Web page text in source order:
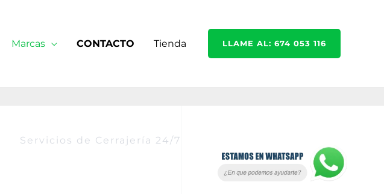
Marcas CONTACTO Tienda LLAME AL: 674 053 116
Servicios de Cerrajería 24/7
CA